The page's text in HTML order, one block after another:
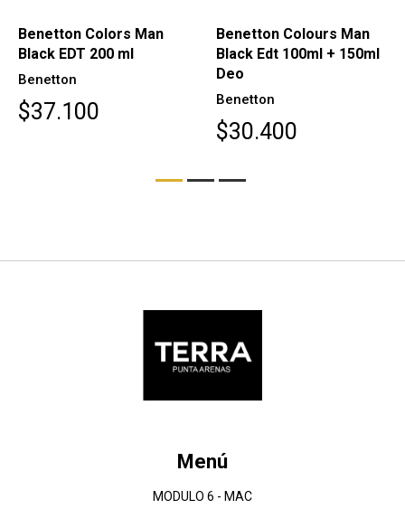
Benetton Colors Man
Black EDT 200 ml
Benetton
$37.100
Benetton Colours Man
Black Edt 100ml + 150ml
Deo
Benetton
$30.400
Menú
MODULO 6 - MAC